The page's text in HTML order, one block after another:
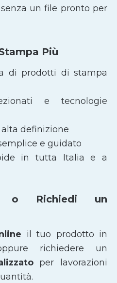
un file pronto per
Più
di prodotti di stampa
e tecnologie
definizione
e guidato
in tutta Italia e a
o Richiedi un
il tuo prodotto in
richiedere un
per lavorazioni